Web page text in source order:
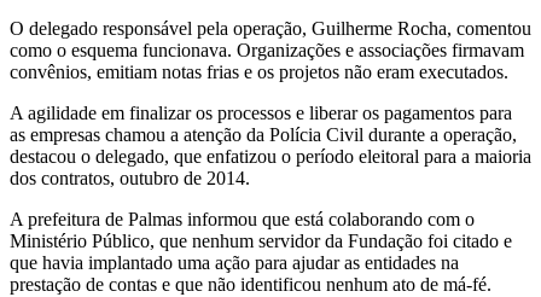
O delegado responsável pela operação, Guilherme Rocha, comentou
como o esquema funcionava. Organizações e associações firmavam
convênios, emitiam notas frias e os projetos não eram executados.
A agilidade em finalizar os processos e liberar os pagamentos para
as empresas chamou a atenção da Polícia Civil durante a operação,
destacou o delegado, que enfatizou o período eleitoral para a maioria
dos contratos, outubro de 2014.
A prefeitura de Palmas informou que está colaborando com o
Ministério Público, que nenhum servidor da Fundação foi citado e
que havia implantado uma ação para ajudar as entidades na
prestação de contas e que não identificou nenhum ato de má-fé.